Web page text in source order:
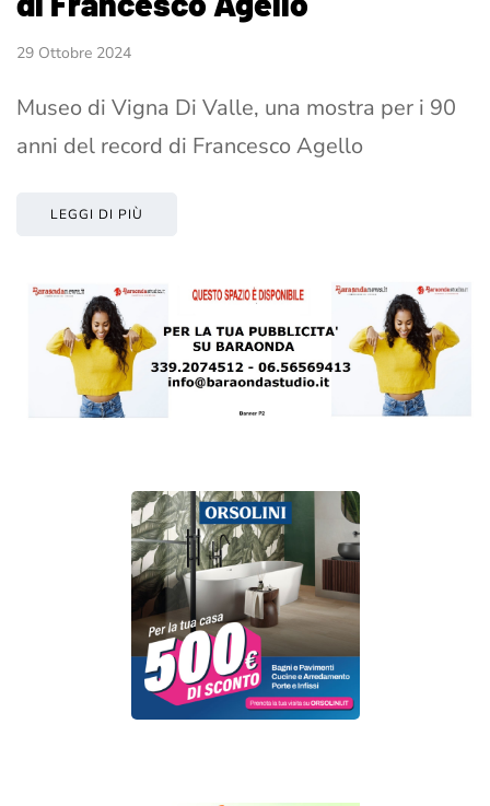
29 Ottobre 2024
Museo di Vigna Di Valle, una mostra per i 90
anni del record di Francesco Agello
LEGGI DI PIÙ